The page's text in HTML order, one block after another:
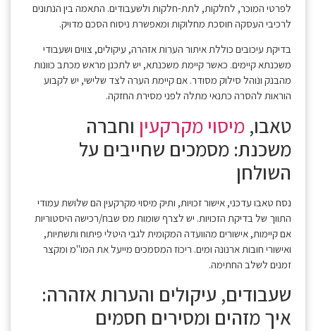
לפרטי המוכר, לחלקות, לתת-חלקות ולשעבודים. התאמה בין הנתונים
לרכיבי העסקה חוסכת מחלוקות ומאפשרת ניסוח הסכם מדויק.
בדיקת עיכובים כוללת איתור הערות אזהרה, עיקולים, צווים ושעבודי
משכנתא קיימים. כאשר קיימת משכנתא, יש לתכנן מראש מכתב כוונות
מהבנק ונוהל סילוק מסודר. אם קיימת הערה לצד שלישי, יש לקבוע
הוראות להסרה כתנאי מתלה לפני מסירת החזקה.
טאבו, מיסוי מקרקעין וחברה
משכנת: מסמכים שחייבים על
השולחן
נסח טאבו עדכני, אישור זכויות, ותיק מיסוי מקרקעין הם שלושת עמודי
התווך של בדיקת הזכויות. יש לצרף שומות מס שבח/רכישה היסטוריות
אם קיימות, אישורים מהוועדה המקומית לגבי היטלי פיתוח ותשתיות,
ואישורי חובות ארנונה ומים. ריכוז המסמכים מייעל את המו"מ ומקצר
זמנים לשלב החתימה.
שעבודים, עיקולים והערות אזהרה:
איך מזהים ומסירים חסמים